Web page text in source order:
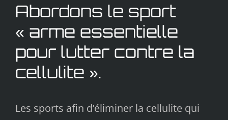
Abordons le sport
« arme essentielle
pour lutter contre la
cellulite ».
Les sports afin d’éliminer la cellulite qui